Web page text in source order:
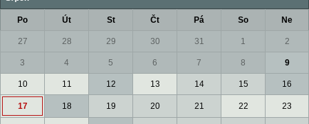
Po Út St Čt Pá So Ne
27 28 29 30 31 1 2
3 4 5 6 7 8 9
10 11 12 13 14 15 16
17 18 19 20 21 22 23